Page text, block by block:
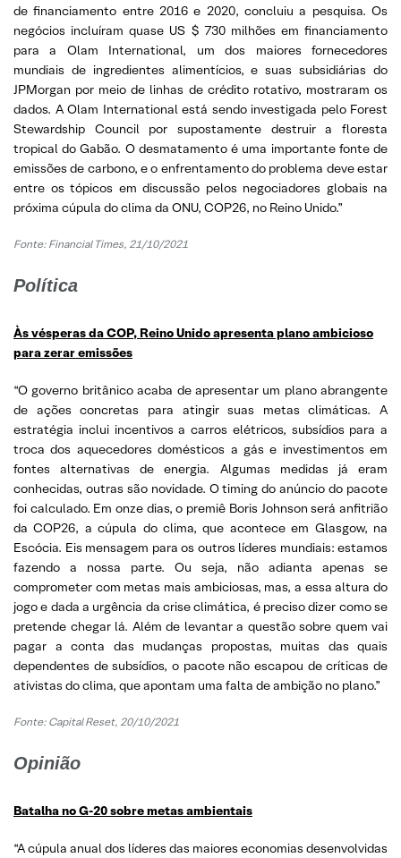
de financiamento entre 2016 e 2020, concluiu a pesquisa. Os
negócios incluíram quase US $ 730 milhões em financiamento
para a Olam International, um dos maiores fornecedores
mundiais de ingredientes alimentícios, e suas subsidiárias do
JPMorgan por meio de linhas de crédito rotativo, mostraram os
dados. A Olam International está sendo investigada pelo Forest
Stewardship Council por supostamente destruir a floresta
tropical do Gabão. O desmatamento é uma importante fonte de
emissões de carbono, e o enfrentamento do problema deve estar
entre os tópicos em discussão pelos negociadores globais na
próxima cúpula do clima da ONU, COP26, no Reino Unido.”
Fonte: Financial Times, 21/10/2021
Política
Às vésperas da COP, Reino Unido apresenta plano ambicioso
para zerar emissões
“O governo britânico acaba de apresentar um plano abrangente
de ações concretas para atingir suas metas climáticas. A
estratégia inclui incentivos a carros elétricos, subsídios para a
troca dos aquecedores domésticos a gás e investimentos em
fontes alternativas de energia. Algumas medidas já eram
conhecidas, outras são novidade. O timing do anúncio do pacote
foi calculado. Em onze dias, o premiê Boris Johnson será anfitrião
da COP26, a cúpula do clima, que acontece em Glasgow, na
Escócia. Eis mensagem para os outros líderes mundiais: estamos
fazendo a nossa parte. Ou seja, não adianta apenas se
comprometer com metas mais ambiciosas, mas, a essa altura do
jogo e dada a urgência da crise climática, é preciso dizer como se
pretende chegar lá. Além de levantar a questão sobre quem vai
pagar a conta das mudanças propostas, muitas das quais
dependentes de subsídios, o pacote não escapou de críticas de
ativistas do clima, que apontam uma falta de ambição no plano.”
Fonte: Capital Reset, 20/10/2021
Opinião
Batalha no G-20 sobre metas ambientais
“A cúpula anual dos líderes das maiores economias desenvolvidas